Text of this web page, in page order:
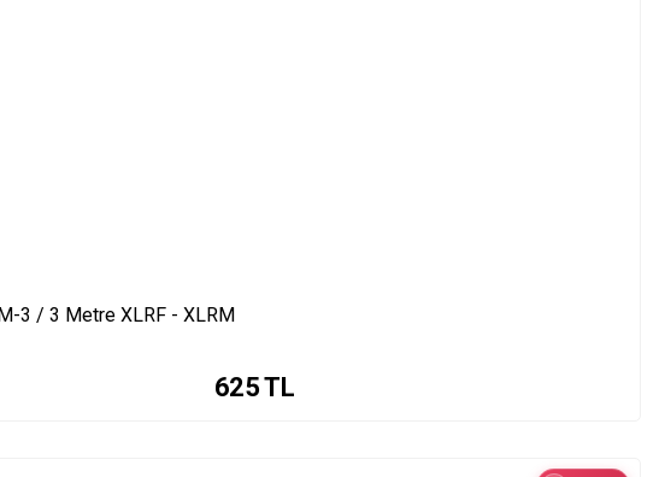
3 / 3 Metre XLRF - XLRM
625TL